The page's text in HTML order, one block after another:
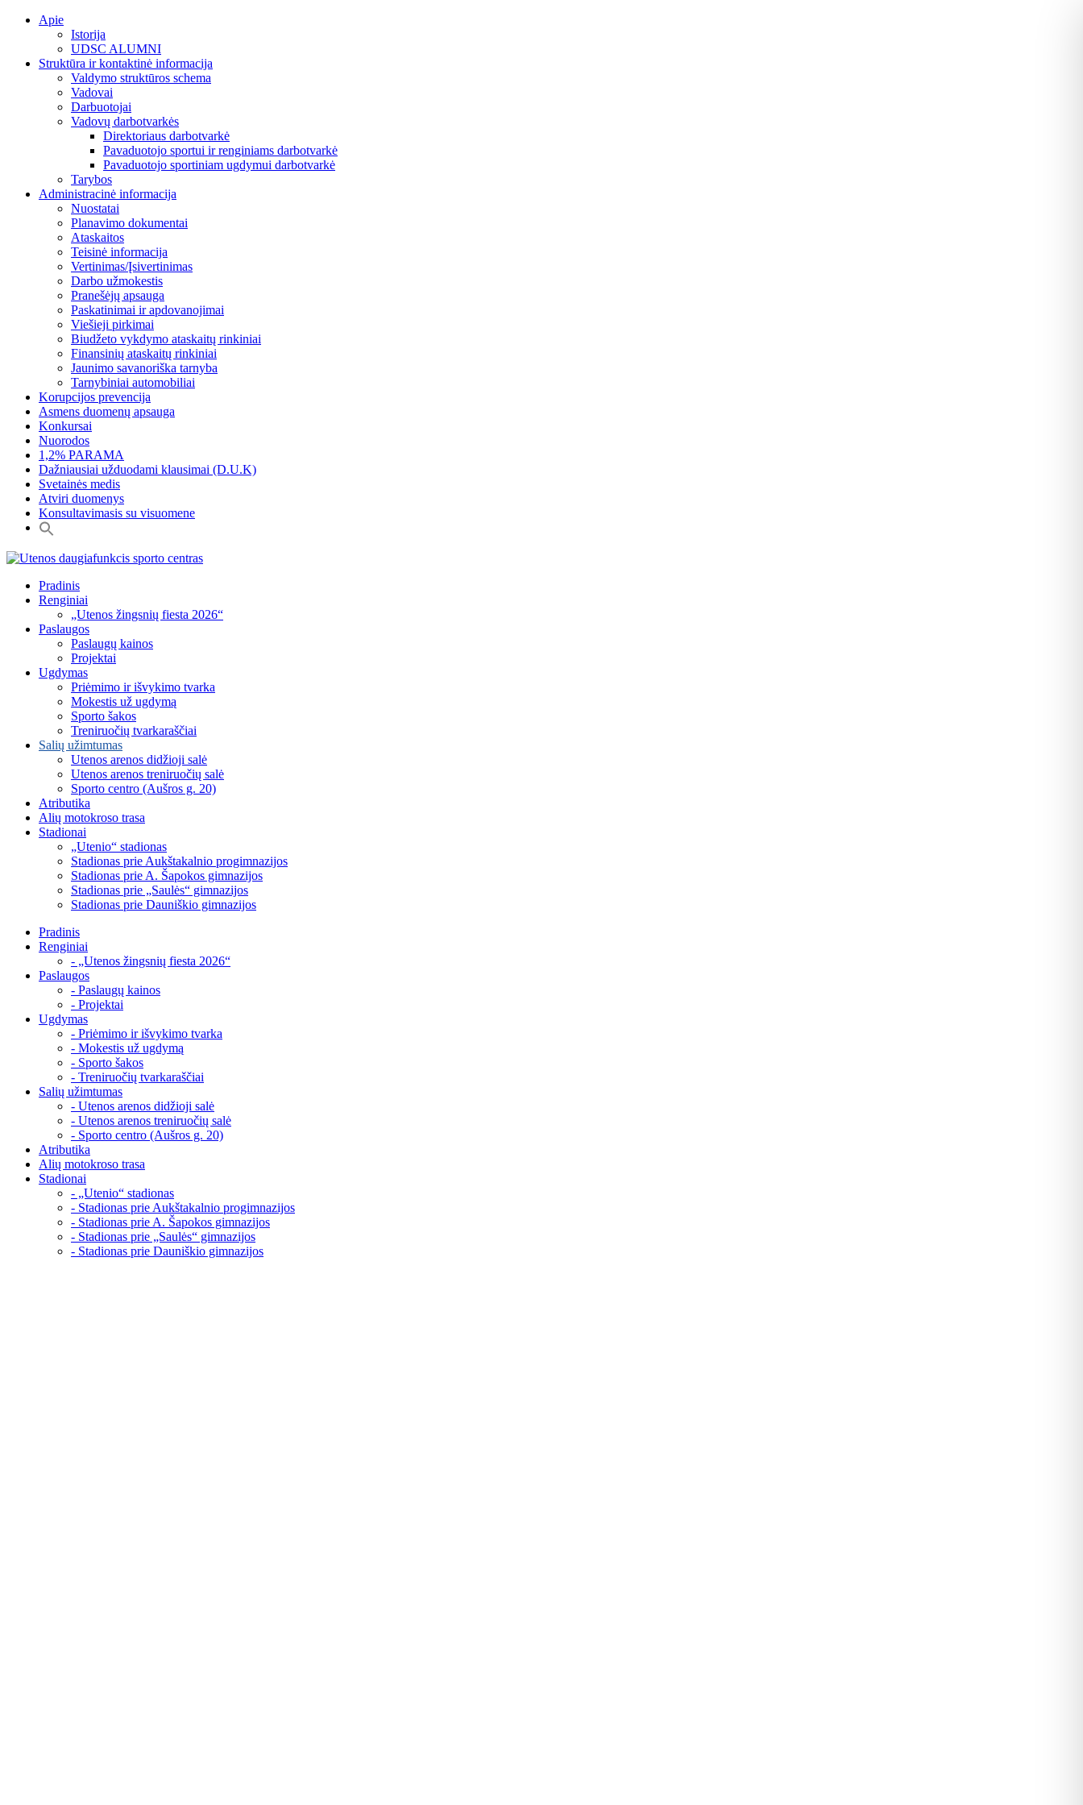
Apie
Istorija
UDSC ALUMNI
Struktūra ir kontaktinė informacija
Valdymo struktūros schema
Vadovai
Darbuotojai
Vadovų darbotvarkės
Direktoriaus darbotvarkė
Pavaduotojo sportui ir renginiams darbotvarkė
Pavaduotojo sportiniam ugdymui darbotvarkė
Tarybos
Administracinė informacija
Nuostatai
Planavimo dokumentai
Ataskaitos
Teisinė informacija
Vertinimas/Įsivertinimas
Darbo užmokestis
Pranešėjų apsauga
Paskatinimai ir apdovanojimai
Viešieji pirkimai
Biudžeto vykdymo ataskaitų rinkiniai
Finansinių ataskaitų rinkiniai
Jaunimo savanoriška tarnyba
Tarnybiniai automobiliai
Korupcijos prevencija
Asmens duomenų apsauga
Konkursai
Nuorodos
1,2% PARAMA
Dažniausiai užduodami klausimai (D.U.K)
Svetainės medis
Atviri duomenys
Konsultavimasis su visuomene
Pradinis
Renginiai
„Utenos žingsnių fiesta 2026“
Paslaugos
Paslaugų kainos
Projektai
Ugdymas
Priėmimo ir išvykimo tvarka
Mokestis už ugdymą
Sporto šakos
Treniruočių tvarkaraščiai
Salių užimtumas
Utenos arenos didžioji salė
Utenos arenos treniruočių salė
Sporto centro (Aušros g. 20)
Atributika
Alių motokroso trasa
Stadionai
„Utenio“ stadionas
Stadionas prie Aukštakalnio progimnazijos
Stadionas prie A. Šapokos gimnazijos
Stadionas prie „Saulės“ gimnazijos
Stadionas prie Dauniškio gimnazijos
Pradinis
Renginiai
- „Utenos žingsnių fiesta 2026“
Paslaugos
- Paslaugų kainos
- Projektai
Ugdymas
- Priėmimo ir išvykimo tvarka
- Mokestis už ugdymą
- Sporto šakos
- Treniruočių tvarkaraščiai
Salių užimtumas
- Utenos arenos didžioji salė
- Utenos arenos treniruočių salė
- Sporto centro (Aušros g. 20)
Atributika
Alių motokroso trasa
Stadionai
- „Utenio“ stadionas
- Stadionas prie Aukštakalnio progimnazijos
- Stadionas prie A. Šapokos gimnazijos
- Stadionas prie „Saulės“ gimnazijos
- Stadionas prie Dauniškio gimnazijos